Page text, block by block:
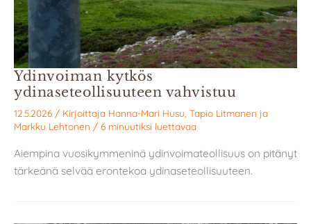
Ydinvoiman kytkös
ydinaseteollisuuteen vahvistuu
12.5.2026 / Kirjoittaja Hanna-Mari Husu, Tapio Litmanen ja
Markku Lehtonen / 6 minuutiksi luettavaa
Aiempina vuosikymmeninä ydinvoimateollisuus on pitänyt
tärkeänä selvää erontekoa ydinaseteollisuuteen.